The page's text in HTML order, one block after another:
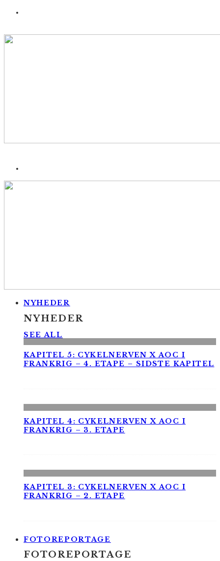
NYHEDER
NYHEDER
SEE ALL
KAPITEL 5: CYKELNERVEN X AOC I
FRANKRIG – 4. ETAPE – SIDSTE KAPITEL
KAPITEL 4: CYKELNERVEN X AOC I
FRANKRIG – 3. ETAPE
KAPITEL 3: CYKELNERVEN X AOC I
FRANKRIG – 2. ETAPE
FOTOREPORTAGE
FOTOREPORTAGE